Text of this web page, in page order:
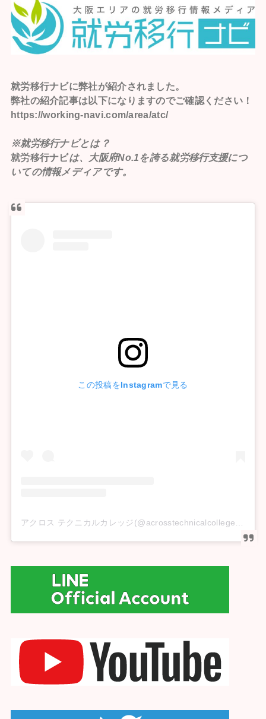
就労移行ナビに弊社が紹介されました。
弊社の紹介記事は以下になりますのでご確認ください！
https://working-navi.com/area/atc/
※就労移行ナビとは？
就労移行ナビは、大阪府No.1を誇る就労移行支援につ
いての情報メディアです。
この投稿をInstagramで見る